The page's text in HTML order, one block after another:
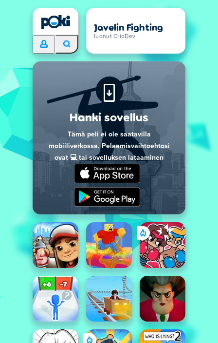
Javelin Fighting
luonut CrioDev
Hanki sovellus
Tämä peli ei ole saatavilla
mobiiliverkossa. Pelaamisvaihtoehtosi
ovat 💻 tai sovelluksen lataaminen